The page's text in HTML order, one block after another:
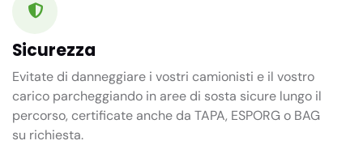
Sicurezza
Evitate di danneggiare i vostri camionisti e il vostro
carico parcheggiando in aree di sosta sicure lungo il
percorso, certificate anche da TAPA, ESPORG o BAG
su richiesta.